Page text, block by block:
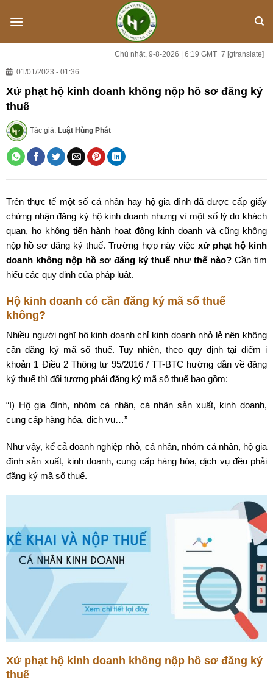
Chủ nhật, 9-8-2026 | 6:19 GMT+7 [gtranslate]
01/01/2023 - 01:36
Xử phạt hộ kinh doanh không nộp hồ sơ đăng ký
thuế
Tác giả: Luật Hùng Phát
Trên thực tế một số cá nhân hay hộ gia đình đã được cấp giấy
chứng nhận đăng ký hộ kinh doanh nhưng vì một số lý do khách
quan, họ không tiến hành hoạt động kinh doanh và cũng không
nộp hồ sơ đăng ký thuế. Trường hợp này việc xử phạt hộ kinh
doanh không nộp hồ sơ đăng ký thuế như thế nào? Cần tìm
hiểu các quy định của pháp luật.
Hộ kinh doanh có cần đăng ký mã số thuế
không?
Nhiều người nghĩ hộ kinh doanh chỉ kinh doanh nhỏ lẻ nên không
cần đăng ký mã số thuế. Tuy nhiên, theo quy định tại điểm i
khoản 1 Điều 2 Thông tư 95/2016 / TT-BTC hướng dẫn về đăng
ký thuế thì đối tượng phải đăng ký mã số thuế bao gồm:
“I) Hộ gia đình, nhóm cá nhân, cá nhân sản xuất, kinh doanh,
cung cấp hàng hóa, dịch vụ…”
Như vậy, kể cả doanh nghiệp nhỏ, cá nhân, nhóm cá nhân, hộ gia
đình sản xuất, kinh doanh, cung cấp hàng hóa, dịch vụ đều phải
đăng ký mã số thuế.
Xử phạt hộ kinh doanh không nộp hồ sơ đăng ký
thuế